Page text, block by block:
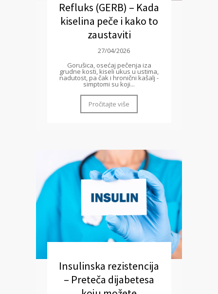
Refluks (GERB) – Kada
kiselina peče i kako to
zaustaviti
27/04/2026
Gorušica, osećaj pečenja iza
grudne kosti, kiseli ukus u ustima,
nadutost, pa čak i hronični kašalj -
simptomi su koji...
Pročitajte više
Insulinska rezistencija
– Preteča dijabetesa